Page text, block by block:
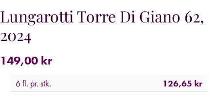
Lungarotti Torre Di Giano 62,
2024
149,00 kr
6 fl. pr. stk. 126,65 kr